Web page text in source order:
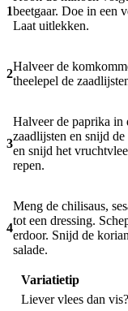
1beetgaar. Doe in een
Laat uitlekken.
2
Halveer de
theelepel de
3
Halveer de paprika in
zaadlijsten en snijd
en snijd het
repen.
4
Meng de chilisaus,
tot een dressing.
erdoor. Snijd de
salade.
Variatietip
Liever vlees dan